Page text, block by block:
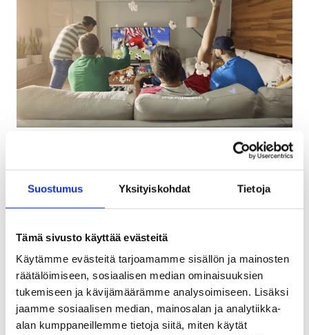
Suostumus Yksityiskohdat Tietoja
Tämä sivusto käyttää evästeitä
Käytämme evästeitä tarjoamamme sisällön ja mainosten
räätälöimiseen, sosiaalisen median ominaisuuksien
tukemiseen ja kävijämäärämme analysoimiseen. Lisäksi
jaamme sosiaalisen median, mainosalan ja analytiikka-
alan kumppaneillemme tietoja siitä, miten käytät
Viimeisimmät työt